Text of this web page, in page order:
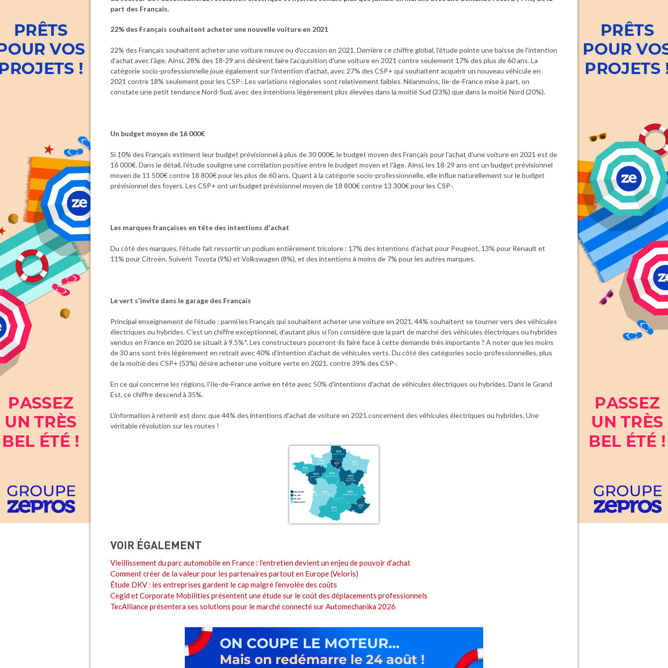
part des Français.
22% des Français souhaitent acheter une nouvelle voiture en 2021
22% des Français souhaitent acheter une voiture neuve ou d'occasion en 2021. Derrière ce chiffre global, l'étude pointe une baisse de l'intention
d'achat avec l'âge. Ainsi, 28% des 18-29 ans désirent faire l'acquisition d'une voiture en 2021 contre seulement 17% des plus de 60 ans. La
catégorie socio-professionnelle joue également sur l'intention d'achat, avec 27% des CSP+ qui souhaitent acquérir un nouveau véhicule en
2021 contre 18% seulement pour les CSP-. Les variations régionales sont relativement faibles. Néanmoins, Ile-de-France mise à part, on
constate une petit tendance Nord-Sud, avec des intentions légèrement plus élevées dans la moitié Sud (23%) que dans la moitié Nord (20%).
Un budget moyen de 16 000€
Si 10% des Français estiment leur budget prévisionnel à plus de 30 000€, le budget moyen des Français pour l'achat d'une voiture en 2021 est de
16 000€. Dans le détail, l'étude souligne une corrélation positive entre le budget moyen et l'âge. Ainsi, les 18-29 ans ont un budget prévisionnel
moyen de 11 500€ contre 18 800€ pour les plus de 60 ans. Quant à la catégorie socio-professionnelle, elle influe naturellement sur le budget
prévisionnel des foyers. Les CSP+ ont un budget prévisionnel moyen de 18 800€ contre 13 300€ pour les CSP-.
Les marques françaises en tête des intentions d'achat
Du côté des marques, l'étude fait ressortir un podium entièrement tricolore : 17% des intentions d'achat pour Peugeot, 13% pour Renault et
11% pour Citroën. Suivent Toyota (9%) et Volkswagen (8%), et des intentions à moins de 7% pour les autres marques.
Le vert s'invite dans le garage des Français
Principal enseignement de l'étude : parmi les Français qui souhaitent acheter une voiture en 2021, 44% souhaitent se tourner vers des véhicules
électriques ou hybrides. C'est un chiffre exceptionnel, d'autant plus si l'on considère que la part de marché des véhicules électriques ou hybrides
vendus en France en 2020 se situait à 9.5%*. Les constructeurs pourront-ils faire face à cette demande très importante ? A noter que les moins
de 30 ans sont très légèrement en retrait avec 40% d'intention d'achat de véhicules verts. Du côté des catégories socio-professionnelles, plus
de la moitié des CSP+ (53%) désire acheter une voiture verte en 2021, contre 39% des CSP-.
En ce qui concerne les régions, l'Ile-de-France arrive en tête avec 50% d'intentions d'achat de véhicules électriques ou hybrides. Dans le Grand
Est, ce chiffre descend à 35%.
L'information à retenir est donc que 44% des intentions d'achat de voiture en 2021 concernent des véhicules électriques ou hybrides. Une
véritable révolution sur les routes !
VOIR ÉGALEMENT
Vieillissement du parc automobile en France : l’entretien devient un enjeu de pouvoir d’achat
Comment créer de la valeur pour les partenaires partout en Europe (Veloris)
Étude DKV : les entreprises gardent le cap malgré l’envolée des coûts
Cegid et Corporate Mobilities présentent une étude sur le coût des déplacements professionnels
TecAlliance présentera ses solutions pour le marché connecté sur Automechanika 2026